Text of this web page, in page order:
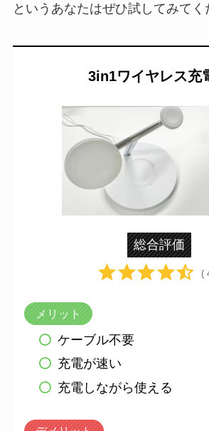
というあなたはぜひ試してみてく
3in1ワイヤレス充
総合評価
(
メリット
ケーブル不要
充電が速い
充電しながら使える